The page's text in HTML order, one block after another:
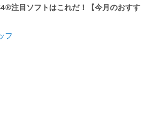
注目ソフトはこれだ！【今月のおすす
フ